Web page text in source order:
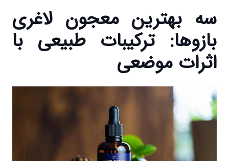
سه بهترین معجون لاغری
بازوها: ترکیبات طبیعی با
اثرات موضعی